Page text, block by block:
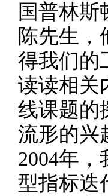
国普林斯
陈先生，
得我们的
读读相关
线课题的
流形的兴
2004年
型指标迭